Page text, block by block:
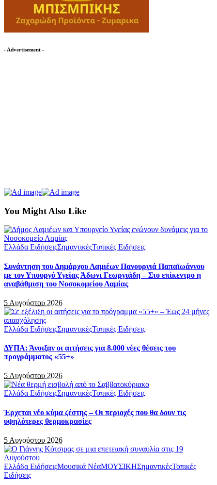
- Advertisement -
You Might Also Like
Ελλάδα ΕιδήσειςΣημαντικέςΤοπικές Ειδήσεις
Συνάντηση του Δημάρχου Λαμιέων Πανουργιά Παπαϊωάννου
με τον Υπουργό Υγείας Άδωνι Γεωργιάδη – Στο επίκεντρο η
αναβάθμιση του Νοσοκομείου Λαμίας
5 Αυγούστου 2026
Ελλάδα ΕιδήσειςΣημαντικέςΤοπικές Ειδήσεις
ΔΥΠΑ: Άνοιξαν οι αιτήσεις για 8.000 νέες θέσεις του
προγράμματος «55+»
5 Αυγούστου 2026
Ελλάδα ΕιδήσειςΣημαντικέςΤοπικές Ειδήσεις
Έρχεται νέο κύμα ζέστης – Οι περιοχές που θα δουν τις
υψηλότερες θερμοκρασίες
5 Αυγούστου 2026
Ελλάδα ΕιδήσειςΜουσικά ΝέαΜΟΥΣΙΚΗΣημαντικέςΤοπικές
Ειδήσεις